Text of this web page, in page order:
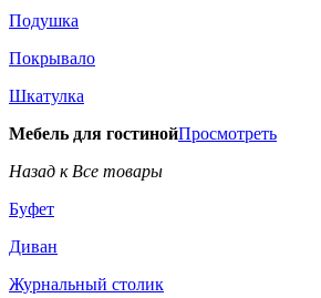
Подушка
Покрывало
Шкатулка
Мебель для гостинойПросмотреть
Назад к Все товары
Буфет
Диван
Журнальный столик